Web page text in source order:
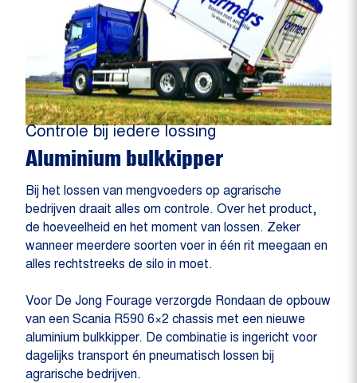
Controle bij iedere lossing
Aluminium bulkkipper
Bij het lossen van mengvoeders op agrarische
bedrijven draait alles om controle. Over het product,
de hoeveelheid en het moment van lossen. Zeker
wanneer meerdere soorten voer in één rit meegaan en
alles rechtstreeks de silo in moet.
Voor De Jong Fourage verzorgde Rondaan de opbouw
van een Scania R590 6×2 chassis met een nieuwe
aluminium bulkkipper. De combinatie is ingericht voor
dagelijks transport én pneumatisch lossen bij
agrarische bedrijven.